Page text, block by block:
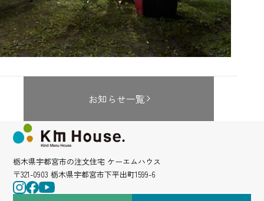
お知らせ一覧
栃木県宇都宮市の注文住宅 ケーエムハウス
〒321-0903 栃木県宇都宮市下平出町1599-6